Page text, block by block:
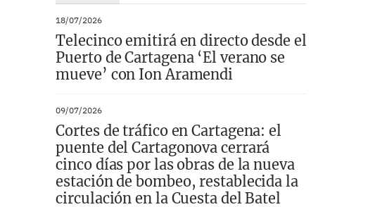
18/07/2026
Telecinco emitirá en directo desde el
Puerto de Cartagena ‘El verano se
mueve’ con Ion Aramendi
09/07/2026
Cortes de tráfico en Cartagena: el
puente del Cartagonova cerrará
cinco días por las obras de la nueva
estación de bombeo, restablecida la
circulación en la Cuesta del Batel